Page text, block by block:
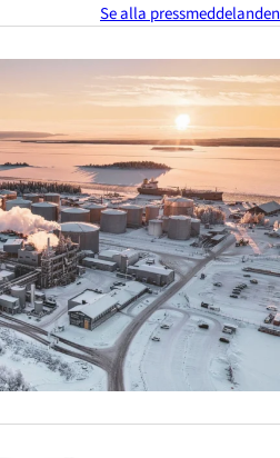
Se alla pressmeddelanden